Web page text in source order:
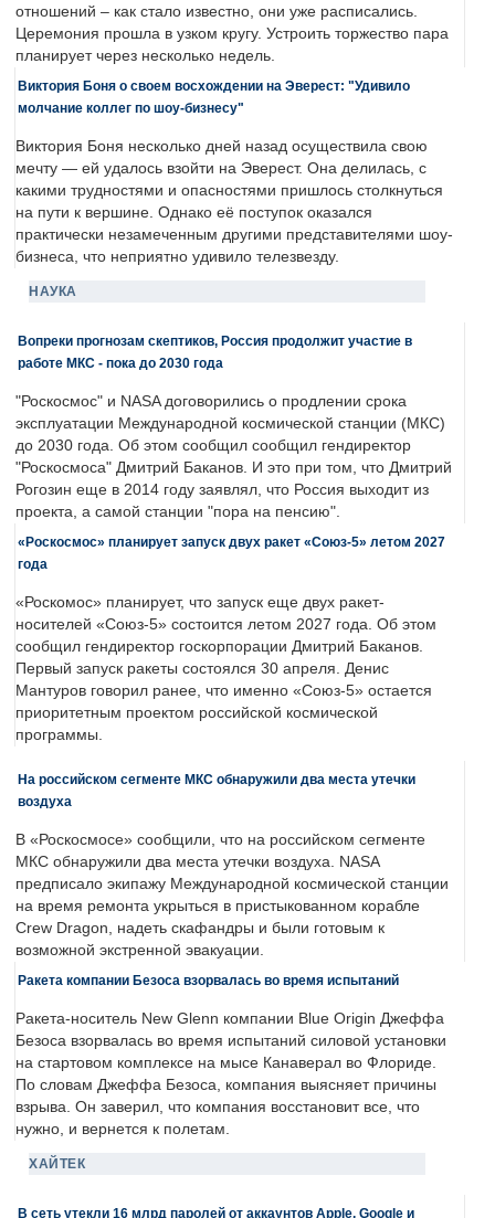
отношений – как стало известно, они уже расписались.
Церемония прошла в узком кругу. Устроить торжество пара
планирует через несколько недель.
Виктория Боня о своем восхождении на Эверест: "Удивило
молчание коллег по шоу-бизнесу"
Виктория Боня несколько дней назад осуществила свою
мечту — ей удалось взойти на Эверест. Она делилась, с
какими трудностями и опасностями пришлось столкнуться
на пути к вершине. Однако её поступок оказался
практически незамеченным другими представителями шоу-
бизнеса, что неприятно удивило телезвезду.
НАУКА
Вопреки прогнозам скептиков, Россия продолжит участие в
работе МКС - пока до 2030 года
"Роскосмос" и NASA договорились о продлении срока
эксплуатации Международной космической станции (МКС)
до 2030 года. Об этом сообщил сообщил гендиректор
"Роскосмоса" Дмитрий Баканов. И это при том, что Дмитрий
Рогозин еще в 2014 году заявлял, что Россия выходит из
проекта, а самой станции "пора на пенсию".
«Роскосмос» планирует запуск двух ракет «Союз-5» летом 2027
года
«Роскомос» планирует, что запуск еще двух ракет-
носителей «Союз-5» состоится летом 2027 года. Об этом
сообщил гендиректор госкорпорации Дмитрий Баканов.
Первый запуск ракеты состоялся 30 апреля. Денис
Мантуров говорил ранее, что именно «Союз-5» остается
приоритетным проектом российской космической
программы.
На российском сегменте МКС обнаружили два места утечки
воздуха
В «Роскосмосе» сообщили, что на российском сегменте
МКС обнаружили два места утечки воздуха. NASA
предписало экипажу Международной космической станции
на время ремонта укрыться в пристыкованном корабле
Crew Dragon, надеть скафандры и были готовым к
возможной экстренной эвакуации.
Ракета компании Безоса взорвалась во время испытаний
Ракета-носитель New Glenn компании Blue Origin Джеффа
Безоса взорвалась во время испытаний силовой установки
на стартовом комплексе на мысе Канаверал во Флориде.
По словам Джеффа Безоса, компания выясняет причины
взрыва. Он заверил, что компания восстановит все, что
нужно, и вернется к полетам.
ХАЙТЕК
В сеть утекли 16 млрд паролей от аккаунтов Apple, Google и